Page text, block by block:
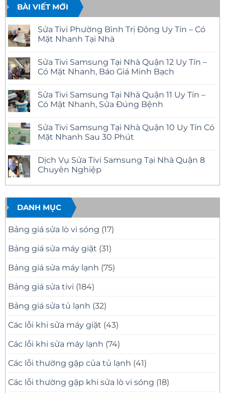
BÀI VIẾT MỚI
Sửa Tivi Phường Bình Trị Đông Uy Tín – Có
Mặt Nhanh Tại Nhà
bình
luận
ở
Phường
Bình
Trị
Tín
–
Có
Tại
Nhà
Sửa Tivi Samsung Tại Nhà Quận 12 Uy Tín –
Có Mặt Nhanh, Báo Giá Minh Bạch
bình
luận
ở
Samsung
Tại
Nhà
Uy
Tín
–
Mặt
Báo
Giá
Minh
Bạch
Sửa Tivi Samsung Tại Nhà Quận 11 Uy Tín –
Có Mặt Nhanh, Sửa Đúng Bệnh
bình
luận
ở
Samsung
Tại
Nhà
11
Tín
–
Có
Mặt
Nhanh,
Sửa
Bệnh
Sửa Tivi Samsung Tại Nhà Quận 10 Uy Tín Có
Mặt Nhanh Sau 30 Phút
bình
luận
ở
Tivi
Tại
Nhà
Quận
10
Uy
Tín
Mặt
Nhanh
30
Phút
Dịch Vụ Sửa Tivi Samsung Tại Nhà Quận 8
Chuyên Nghiệp
có
luận
ở
Dịch
Vụ
Sửa
Tivi
Tại
Nhà
8
Chuyên
DANH MỤC
Bảng giá sửa lò vi sóng (17)
Bảng giá sửa máy giặt (31)
Bảng giá sửa máy lạnh (75)
Bảng giá sửa tivi (184)
Bảng giá sửa tủ lạnh (32)
Các lỗi khi sửa máy giặt (43)
Các lỗi khi sửa máy lạnh (74)
Các lỗi thường gặp của tủ lạnh (41)
Các lỗi thường gặp khi sửa lò vi sóng (18)